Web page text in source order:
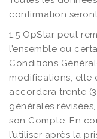
confirmation
1.5 OpStar peut
l’ensemble ou
Conditions
modifications, elle
accordera trente
générales
son Compte. En
l’utiliser après la